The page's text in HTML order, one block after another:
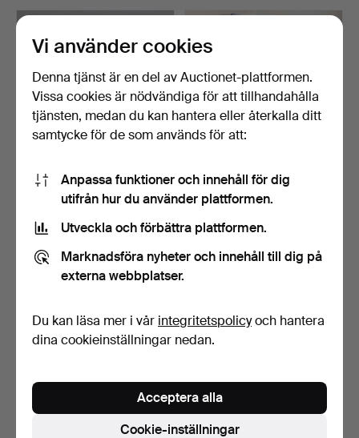
ROBOTGRÄSKLIPPARE,
Ferrex samt tillbehör.
5 bud
85 USD
DRYCKESKYL, "Red Bull".
2 bud
106 USD
Vi använder cookies
Denna tjänst är en del av Auctionet-plattformen.
Vissa cookies är nödvändiga för att tillhandahålla
tjänsten, medan du kan hantera eller återkalla ditt
samtycke för de som används för att:
Anpassa funktioner och innehåll för dig
utifrån hur du använder plattformen.
Utveckla och förbättra plattformen.
Marknadsföra nyheter och innehåll till dig på
externa webbplatser.
Du kan läsa mer i vår integritetspolicyoch hantera
dina cookieinställningar nedan.
Cookie-inställningar
Acceptera alla